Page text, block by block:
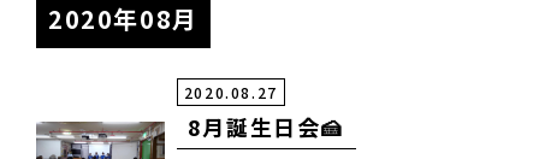
2020年08月
2020.08.27
8月誕生日会🍰